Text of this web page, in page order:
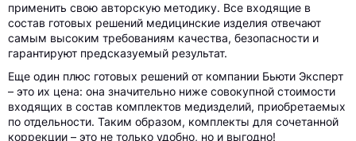
применить свою авторскую методику. Все входящие в
состав готовых решений медицинские изделия отвечают
самым высоким требованиям качества, безопасности и
гарантируют предсказуемый результат.
Еще один плюс готовых решений от компании Бьюти Эксперт
– это их цена: она значительно ниже совокупной стоимости
входящих в состав комплектов медизделий, приобретаемых
по отдельности. Таким образом, комплекты для сочетанной
коррекции – это не только удобно, но и выгодно!